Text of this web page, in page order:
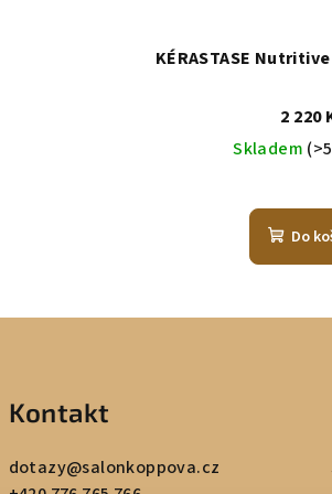
KÉRASTASE
2 220
Skladem
Do
Kontakt
dotazy@salonkoppova.cz